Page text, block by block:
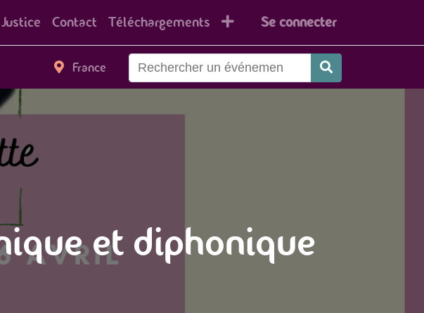
Contact Téléchargements Se connecter
France
et diphonique